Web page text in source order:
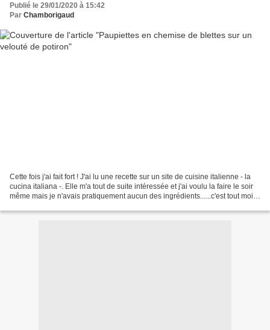
Publié le 29/01/2020 à 15:42
Par Chamborigaud
Cette fois j'ai fait fort ! J'ai lu une recette sur un site de cuisine italienne - la
cucina italiana -. Elle m'a tout de suite intéressée et j'ai voulu la faire le soir
même mais je n'avais pratiquement aucun des ingrédients......c'est tout moi